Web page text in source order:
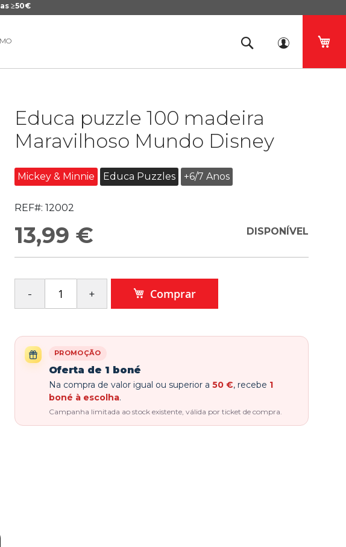
≥50€
Educa puzzle 100 madeira
Maravilhoso Mundo Disney
Mickey & Minnie Educa Puzzles +6/7 Anos
REF#: 12002
13,99 € DISPONÍVEL
Comprar
PROMOÇÃO
Oferta de 1 boné
Na compra de valor igual ou superior a 50 €, recebe 1
boné à escolha.
Campanha limitada ao stock existente, válida por ticket de compra.